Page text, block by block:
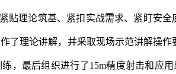
贴理论筑基、紧扣实战需求、紧盯安
了理论讲解，并采取现场示范讲解操
，最后组织进行了15m精度射击和应